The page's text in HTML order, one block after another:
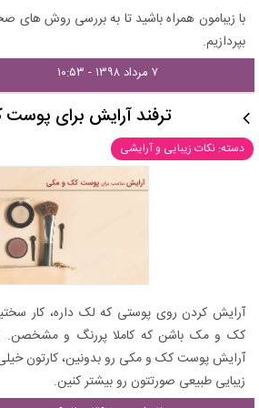
با زیبامون همراه باشید تا به بررسی روش
بپردازیم.
۷ مرداد ۱۳۹۸ - ۱۰:۵۳
ترفند آرایش برای
دسته: نکات زیبایی و آرایشی
آرایش کردن روی پوستی که لک داره، کار
کک و مک باشن که کاملا پررنگ و مشخصن.
آرایش پوست کک و مکی رو بدونین، کارتون
زیبایی طبیعی صورتتون رو بیشتر کنین.